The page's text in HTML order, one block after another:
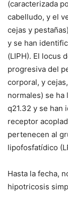
(caracterizada
cabelludo, y el
cejas y
y se han
(LIPH). El locus
progresiva del
corporal, y
normales) se ha
q21.32 y se han
receptor
pertenecen al
lipofosfatídico
Hasta la fecha,
hipotricosis